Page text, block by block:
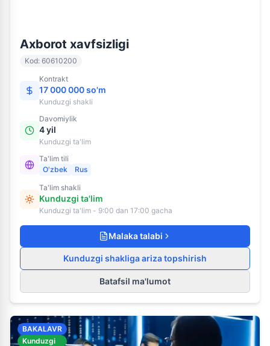
Axborot xavfsizligi
Kod: 60610200
Kontrakt
17 000 000 so'm
Kunduzgi shakli
Davomiylik
4 yil
Kunduzgi ta'lim
Ta'lim tili
O'zbek
Rus
Ta'lim shakli
Kunduzgi ta'lim
Kunduzgi ta'lim - 9:00 dan 17:00 gacha
Malaka talabi
Kunduzgi shakliga ariza topshirish
Batafsil ma'lumot
BAKALAVR
Kunduzgi